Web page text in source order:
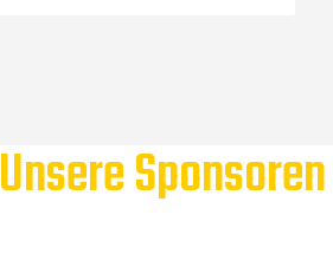
Unsere Sponsoren